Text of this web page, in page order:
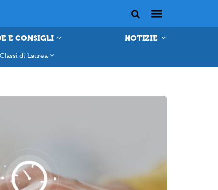
E CONSIGLI
NOTIZIE
Classi di Laurea